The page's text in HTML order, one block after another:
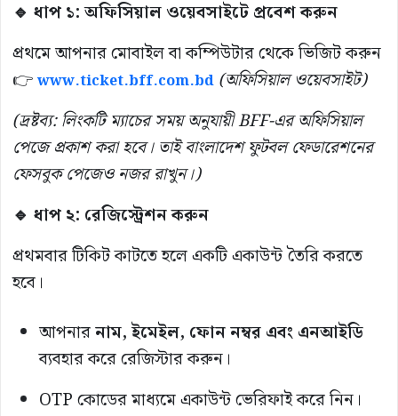
🔹 ধাপ ১: অফিসিয়াল ওয়েবসাইটে প্রবেশ করুন
প্রথমে আপনার মোবাইল বা কম্পিউটার থেকে ভিজিট করুন
👉 www.ticket.bff.com.bd (অফিসিয়াল ওয়েবসাইট)
(দ্রষ্টব্য: লিংকটি ম্যাচের সময় অনুযায়ী BFF-এর অফিসিয়াল
পেজে প্রকাশ করা হবে। তাই বাংলাদেশ ফুটবল ফেডারেশনের
ফেসবুক পেজেও নজর রাখুন।)
🔹 ধাপ ২: রেজিস্ট্রেশন করুন
প্রথমবার টিকিট কাটতে হলে একটি একাউন্ট তৈরি করতে
হবে।
আপনারনাম, ইমেইল, ফোন নম্বর এবং এনআইডি
ব্যবহার করে রেজিস্টার করুন।
OTP কোডের মাধ্যমে একাউন্ট ভেরিফাই করে নিন।